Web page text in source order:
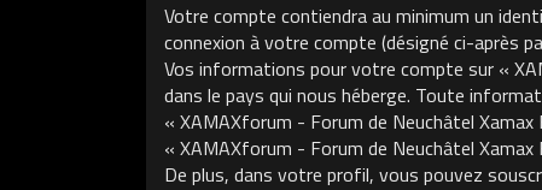
Votre compte contiendra au minimum un
connexion à votre compte (désigné ci-après
Vos informations pour votre compte sur «
dans le pays qui nous héberge. Toute
« XAMAXforum - Forum de Neuchâtel
« XAMAXforum - Forum de Neuchâtel
De plus, dans votre profil, vous pouvez